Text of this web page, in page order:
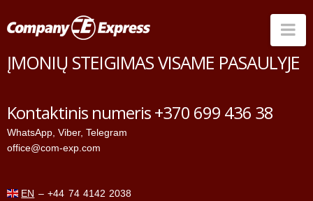
Paslaugos
Kainos
ĮMONIŲ STEIGIMAS VISAME PASAULYJE
Kontaktinis numeris +370 699 436 38
WhatsApp ,Viber,Telegram
office@com-exp.com
EN –+44 74 4142 2038